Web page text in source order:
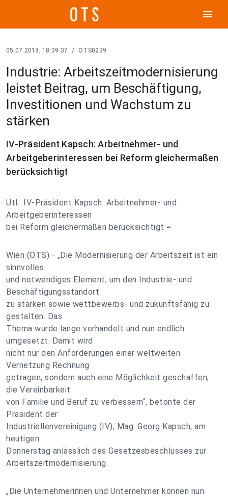
menu
05.07.2018, 18:39:37 / OTS0239
Industrie: Arbeitszeitmodernisierung
leistet Beitrag, um Beschäftigung,
Investitionen und Wachstum zu
stärken
IV-Präsident Kapsch: Arbeitnehmer- und
Arbeitgeberinteressen bei Reform gleichermaßen
berücksichtigt
Utl.: IV-Präsident Kapsch: Arbeitnehmer- und
Arbeitgeberinteressen
bei Reform gleichermaßen berücksichtigt =
Wien (OTS) - „Die Modernisierung der Arbeitszeit ist ein
sinnvolles
und notwendiges Element, um den Industrie- und
Beschäftigungsstandort
zu stärken sowie wettbewerbs- und zukunftsfähig zu
gestalten. Das
Thema wurde lange verhandelt und nun endlich
umgesetzt. Damit wird
nicht nur den Anforderungen einer weltweiten
Vernetzung Rechnung
getragen, sondern auch eine Möglichkeit geschaffen,
die Vereinbarkeit
von Familie und Beruf zu verbessern“, betonte der
Präsident der
Industriellenvereinigung (IV), Mag. Georg Kapsch, am
heutigen
Donnerstag anlässlich des Gesetzesbeschlusses zur
Arbeitszeitmodernisierung.
„Die Unternehmerinnen und Unternehmer können nun